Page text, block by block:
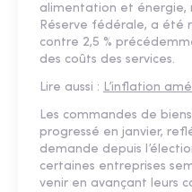
alimentation et énergie,
Réserve fédérale, a été
contre 2,5 %
des coûts des services.
Lire aussi : L’inflation
Les commandes de
progressé en janvier,
demande depuis
certaines entreprises
venir en avançant leurs